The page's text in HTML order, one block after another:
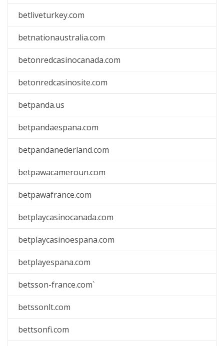
betliveturkey.com
betnationaustralia.com
betonredcasinocanada.com
betonredcasinosite.com
betpanda.us
betpandaespana.com
betpandanederland.com
betpawacameroun.com
betpawafrance.com
betplaycasinocanada.com
betplaycasinoespana.com
betplayespana.com
betsson-france.com`
betssonlt.com
bettsonfi.com